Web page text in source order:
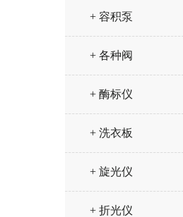
+ 容积泵
+ 各种阀
+ 酶标仪
+ 洗衣板
+ 旋光仪
+ 折光仪